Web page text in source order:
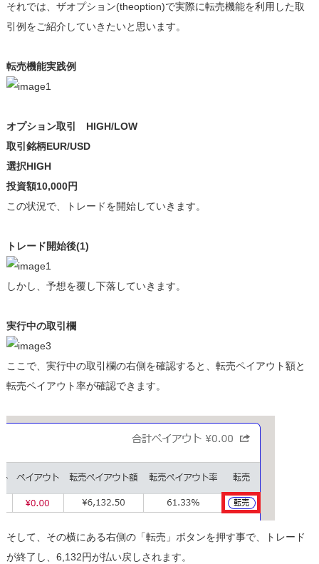
それでは、ザオプション(theoption)で実際に転売機能を利用した取
引例をご紹介していきたいと思います。
転売機能実践例
オプション取引 HIGH/LOW
取引銘柄EUR/USD
選択HIGH
投資額10,000円
この状況で、トレードを開始していきます。
トレード開始後(1)
しかし、予想を覆し下落していきます。
実行中の取引欄
ここで、実行中の取引欄の右側を確認すると、転売ペイアウト額と
転売ペイアウト率が確認できます。
そして、その横にある右側の「転売」ボタンを押す事で、トレード
が終了し、6,132円が払い戻しされます。